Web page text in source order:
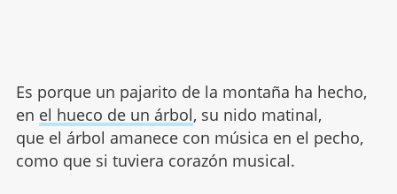
Es porque un pajarito de la montaña ha hecho,
en el hueco de un árbol, su nido matinal,
que el árbol amanece con música en el pecho,
como que si tuviera corazón musical.